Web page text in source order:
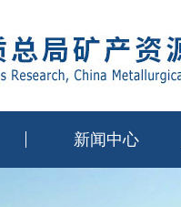
新闻中心